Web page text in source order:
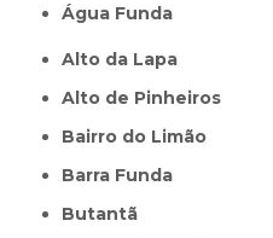
Água Funda
Alto da Lapa
Alto de Pinheiros
Bairro do Limão
Barra Funda
Butantã